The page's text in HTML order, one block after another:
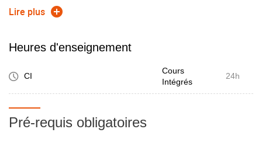
représentations graphiques adaptées aux analyses.
l'élève pourra mobiliser des connaissances pour
appréhender les macromolécules sous différents angles :
analyser des cas pratiques dans un contexte de résolution
Lire plus
Heures d'enseignement
CI
Cours
Intégrés
24h
Pré-requis obligatoires